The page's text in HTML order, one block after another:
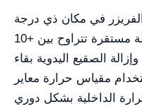
في مكان ذي درجة
حرارة محيطة مستقرة تتراوح بين +10°C و+32°C.
الصقيع اليدوية بقاء
مقياس حرارة معاير